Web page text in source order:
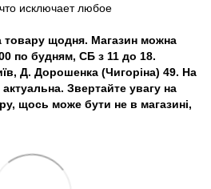
исключает любое
товару щодня. Магазин можна
по будням, СБ з 11 до 18.
Д. Дорошенка (Чигоріна) 49. На
актуальна. Звертайте увагу на
щось може бути не в магазині,